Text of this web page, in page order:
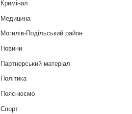
Кримінал
Медицина
Могилів-Подільський район
Новини
Партнерський матеріал
Політика
Пояснюємо
Спорт